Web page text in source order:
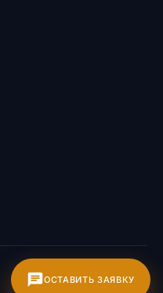
На главную
ОСТАВИТЬ ЗАЯВКУ